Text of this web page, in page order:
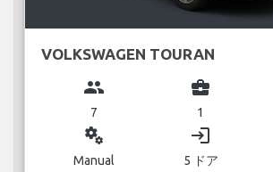
VOLKSWAGEN TOURAN
group
7
business_center
1
miscellaneous_services
Manual
login
5 ドア